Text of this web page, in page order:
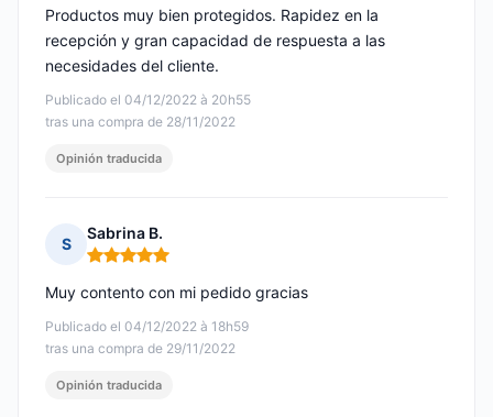
Publicado el 04/12/2022 à 20h55
tras una compra de 28/11/2022
Productos muy bien protegidos. Rapidez en la
recepción y gran capacidad de respuesta a las
necesidades del cliente.
Opinión traducida
S
Sabrina B.
Nota: 5 de 5
Publicado el 04/12/2022 à 18h59
tras una compra de 29/11/2022
Muy contento con mi pedido gracias
Opinión traducida